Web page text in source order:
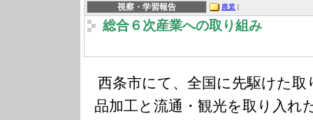
視察・学習報告
農業 |
総合６次産業への取り組み
西条市にて、全国に先駆けた
品加工と流通・観光を取り入れ